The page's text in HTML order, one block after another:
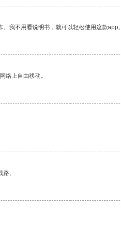
我不用看说明书，就可以轻松使用这款app。
络上自由移动。
。